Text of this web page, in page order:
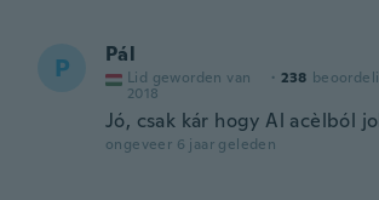
P Pál
Lid geworden van
2018
· 238
Jó, csak kár hogy Al acèlból
ongeveer 6 jaar geleden